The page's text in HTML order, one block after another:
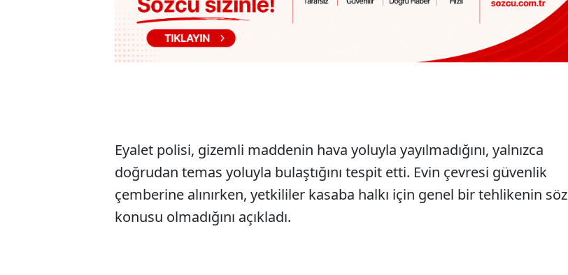
Eyalet polisi, gizemli maddenin hava yoluyla yayılmadığını, yalnızca
doğrudan temas yoluyla bulaştığını tespit etti. Evin çevresi güvenlik
çemberine alınırken, yetkililer kasaba halkı için genel bir tehlikenin söz
konusu olmadığını açıkladı.